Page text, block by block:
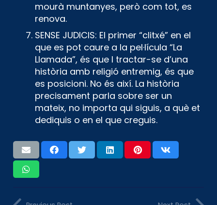
mourà muntanyes, però com tot, es
renova.
SENSE JUDICIS: El primer “clitxé” en el
que es pot caure a la pel·lícula “La
Llamada”, és que l tractar-se d’una
història amb religió entremig, és que
es posicioni. No és així. La història
precisament parla sobre ser un
mateix, no importa qui siguis, a què et
dediquis o en el que creguis.